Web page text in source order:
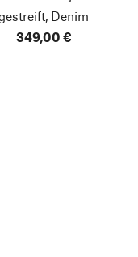
Denim
349,00 €